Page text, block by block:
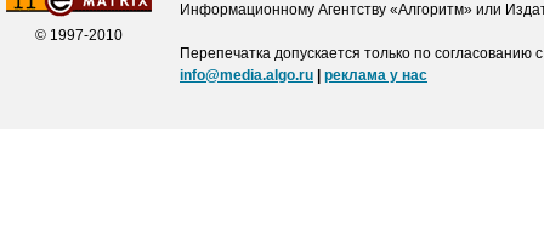
© 1997-2010
Информационному Агентству «Алгоритм» или
Перепечатка допускается только по согласованию
info@media.algo.ru
реклама у нас